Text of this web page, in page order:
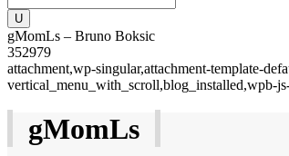
gMomLs – Bruno Boksic
352979
attachment,wp-singular,attachment-template-
vertical_menu_with_scroll,blog_installed,wpb-
gMomLs